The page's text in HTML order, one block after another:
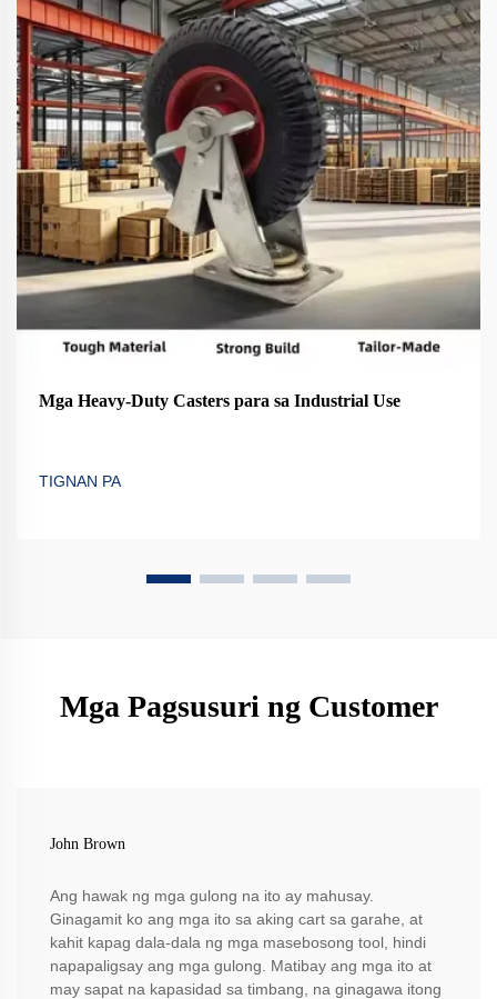
Mga Heavy-Duty Casters para sa Industrial Use
TIGNAN PA
Mga Pagsusuri ng Customer
John Brown
Ang hawak ng mga gulong na ito ay mahusay.
Ginagamit ko ang mga ito sa aking cart sa garahe, at
kahit kapag dala-dala ng mga masebosong tool, hindi
napapaligsay ang mga gulong. Matibay ang mga ito at
may sapat na kapasidad sa timbang, na ginagawa itong